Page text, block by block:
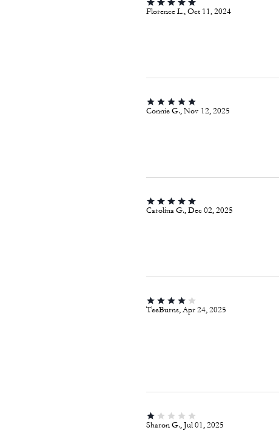
Florence L., Oct 11, 2024
Connie G., Nov 12, 2025
Carolina G., Dec 02, 2025
TeeBurns, Apr 24, 2025
Sharon G., Jul 01, 2025